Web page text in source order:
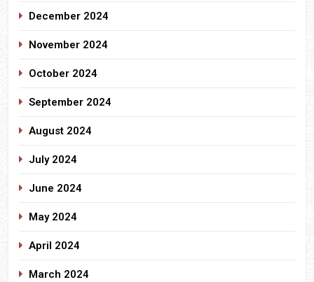
December 2024
November 2024
October 2024
September 2024
August 2024
July 2024
June 2024
May 2024
April 2024
March 2024